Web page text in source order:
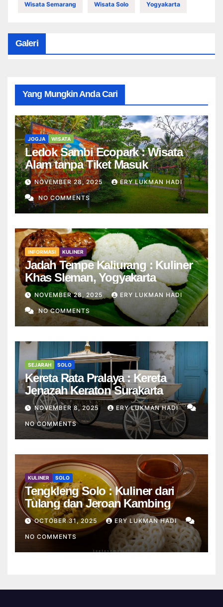
Wisata Semarang Wisata Solo Yogyakarta
Galeri
Yang Mungkin Anda Cari
JOGJA WISATA
Ledok Sambi Ecopark : Wisata
Alam tanpa Tiket Masuk
NOVEMBER 28, 2025 ERY LUKMAN HADI
NO COMMENTS
INFORMASI KULINER
Jadah Tempe Kaliurang : Kuliner
Khas Sleman, Yogyakarta
NOVEMBER 28, 2025 ERY LUKMAN HADI
NO COMMENTS
SEJARAH SOLO
Kereta Rata Pralaya : Kereta
Jenazah Keraton Surakarta
NOVEMBER 8, 2025 ERY LUKMAN HADI
NO COMMENTS
KULINER SOLO
Tengkleng Solo : Kuliner dari
Tulang dan Jeroan Kambing
OCTOBER 31, 2025 ERY LUKMAN HADI
NO COMMENTS